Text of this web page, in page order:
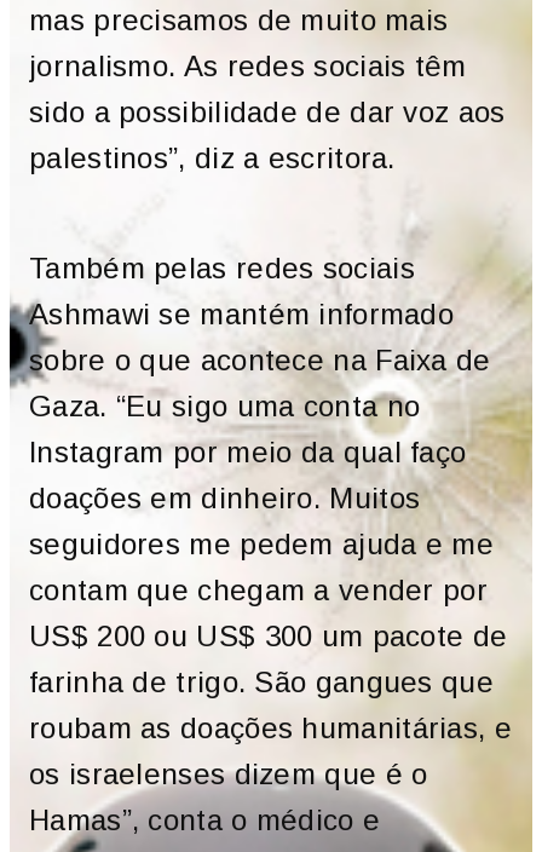
mas precisamos de muito mais
jornalismo. As redes sociais têm
sido a possibilidade de dar voz aos
palestinos”, diz a escritora.
Também pelas redes sociais
Ashmawi se mantém informado
sobre o que acontece na Faixa de
Gaza. “Eu sigo uma conta no
Instagram por meio da qual faço
doações em dinheiro. Muitos
seguidores me pedem ajuda e me
contam que chegam a vender por
US$ 200 ou US$ 300 um pacote de
farinha de trigo. São gangues que
roubam as doações humanitárias, e
os israelenses dizem que é o
Hamas”, conta o médico e